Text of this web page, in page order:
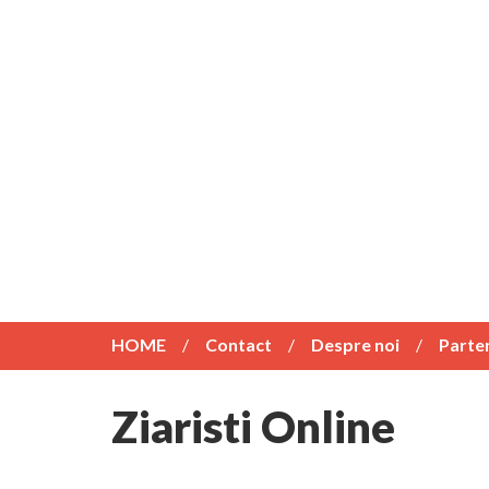
HOME Contact Despre noi
Ziaristi Online